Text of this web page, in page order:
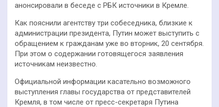
анонсировали в беседе с РБК источники в Кремле.
Как пояснили агентству три собеседника, близкие к
администрации президента, Путин может выступить с
обращением к гражданам уже во вторник, 20 сентября.
При этом о содержании готовящегося заявления
источникам неизвестно.
Официальной информации касательно возможного
выступления главы государства от представителей
Кремля, в том числе от пресс-секретаря Путина